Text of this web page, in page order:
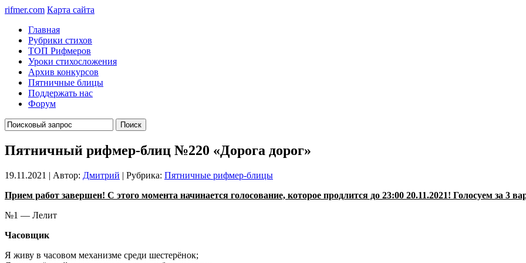
rifmer.com Карта сайта
Главная
Рубрики стихов
ТОП Рифмеров
Уроки стихосложения
Архив конкурсов
Пятничные блицы
Поддержать нас
Форум
Пятничный рифмер-блиц №220 «Дорога дорог»
19.11.2021 | Автор: Дмитрий | Рубрика: Пятничные рифмер-блицы
Прием работ завершен! С этого момента начинается голосование, которое продлится до 23:00 20.11.2021! Голосуем за 3
№1 — Лелит
Часовщик
Я живу в часовом механизме среди шестерёнок;